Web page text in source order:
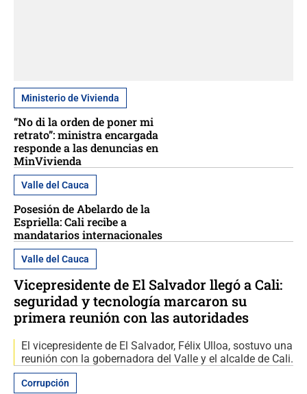
Ministerio de Vivienda
“No di la orden de poner mi
retrato”: ministra encargada
responde a las denuncias en
MinVivienda
Valle del Cauca
Posesión de Abelardo de la
Espriella: Cali recibe a
mandatarios internacionales
Valle del Cauca
Vicepresidente de El Salvador llegó a Cali:
seguridad y tecnología marcaron su
primera reunión con las autoridades
El vicepresidente de El Salvador, Félix Ulloa, sostuvo una
reunión con la gobernadora del Valle y el alcalde de Cali.
Corrupción